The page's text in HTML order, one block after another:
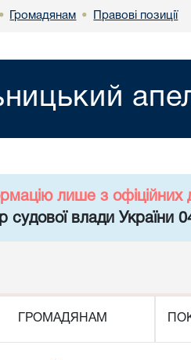
• Громадянам • Правові позиції
лише з офіційних
судової влади України
ГРОМАДЯНАМ